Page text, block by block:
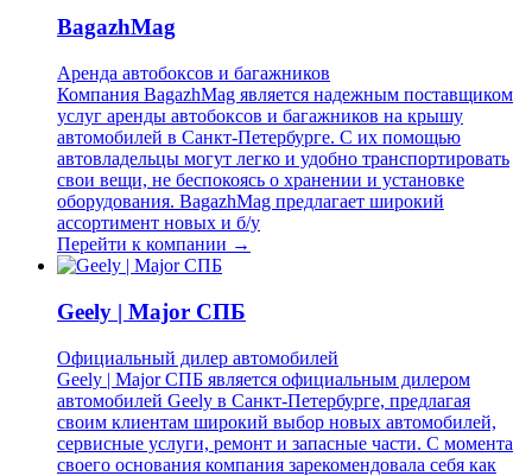
BagazhMag
Аренда автобоксов и багажников
Компания BagazhMag является надежным поставщиком
услуг аренды автобоксов и багажников на крышу
автомобилей в Санкт-Петербурге. С их помощью
автовладельцы могут легко и удобно транспортировать
свои вещи, не беспокоясь о хранении и установке
оборудования. BagazhMag предлагает широкий
ассортимент новых и б/у
Перейти к компании →
Geely | Major СПБ
Официальный дилер автомобилей
Geely | Major СПБ является официальным дилером
автомобилей Geely в Санкт-Петербурге, предлагая
своим клиентам широкий выбор новых автомобилей,
сервисные услуги, ремонт и запасные части. С момента
своего основания компания зарекомендовала себя как